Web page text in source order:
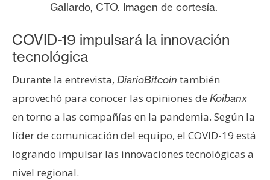
Gallardo, CTO. Imagen de cortesía.
COVID-19 impulsará la innovación
tecnológica
Durante la entrevista, DiarioBitcoin también
aprovechó para conocer las opiniones de Koibanx
en torno a las compañías en la pandemia. Según la
líder de comunicación del equipo, el COVID-19 está
logrando impulsar las innovaciones tecnológicas a
nivel regional.